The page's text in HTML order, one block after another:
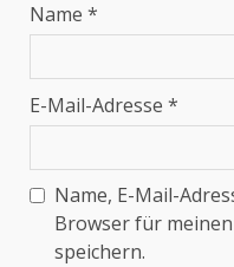
Name *
E-Mail-Adresse *
Name, E-Mail-
Browser für
speichern.